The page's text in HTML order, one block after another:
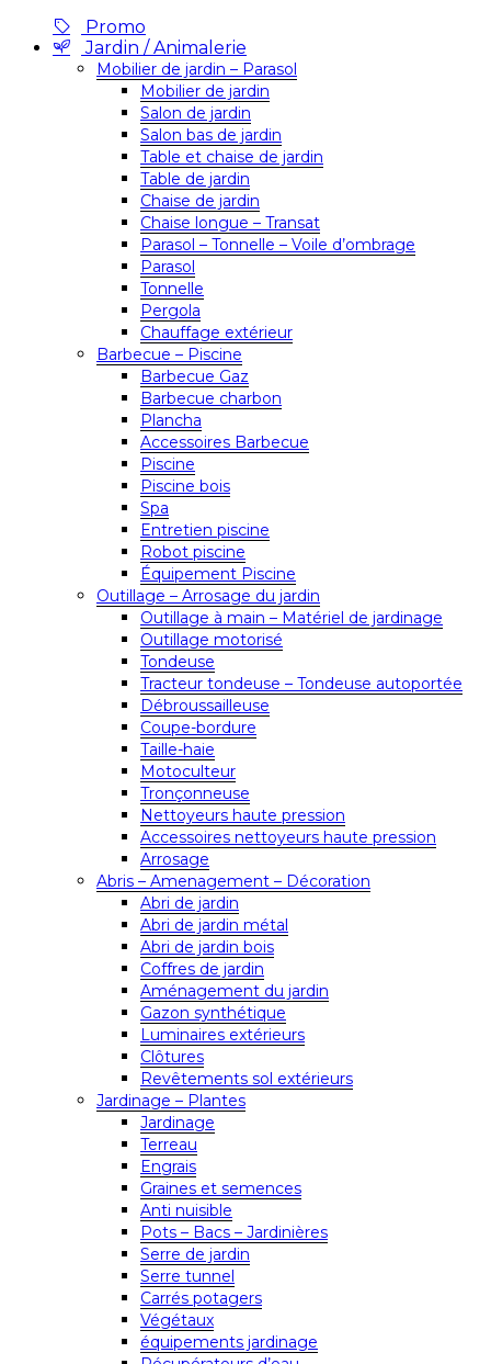
Promo
Jardin / Animalerie
Mobilier de jardin – Parasol
Mobilier de jardin
Salon de jardin
Salon bas de jardin
Table et chaise de jardin
Table de jardin
Chaise de jardin
Chaise longue – Transat
Parasol – Tonnelle – Voile d’ombrage
Parasol
Tonnelle
Pergola
Chauffage extérieur
Barbecue – Piscine
Barbecue Gaz
Barbecue charbon
Plancha
Accessoires Barbecue
Piscine
Piscine bois
Spa
Entretien piscine
Robot piscine
Équipement Piscine
Outillage – Arrosage du jardin
Outillage à main – Matériel de jardinage
Outillage motorisé
Tondeuse
Tracteur tondeuse – Tondeuse autoportée
Débroussailleuse
Coupe-bordure
Taille-haie
Motoculteur
Tronçonneuse
Nettoyeurs haute pression
Accessoires nettoyeurs haute pression
Arrosage
Abris – Amenagement – Décoration
Abri de jardin
Abri de jardin métal
Abri de jardin bois
Coffres de jardin
Aménagement du jardin
Gazon synthétique
Luminaires extérieurs
Clôtures
Revêtements sol extérieurs
Jardinage – Plantes
Jardinage
Terreau
Engrais
Graines et semences
Anti nuisible
Pots – Bacs – Jardinières
Serre de jardin
Serre tunnel
Carrés potagers
Végétaux
équipements jardinage